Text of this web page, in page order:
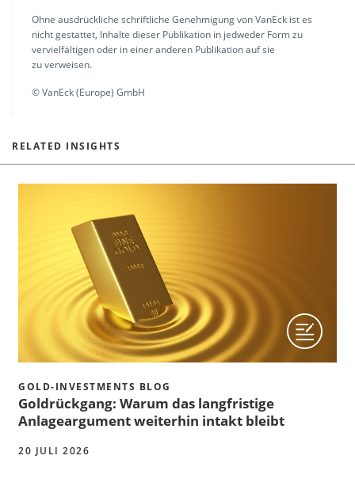
Ohne ausdrückliche schriftliche Genehmigung von VanEck ist es
nicht gestattet, Inhalte dieser Publikation in jedweder Form zu
vervielfältigen oder in einer anderen Publikation auf sie
zu verweisen.
© VanEck (Europe) GmbH
RELATED INSIGHTS
GOLD-INVESTMENTS BLOG
Goldrückgang: Warum das langfristige
Anlageargument weiterhin intakt bleibt
20 JULI 2026